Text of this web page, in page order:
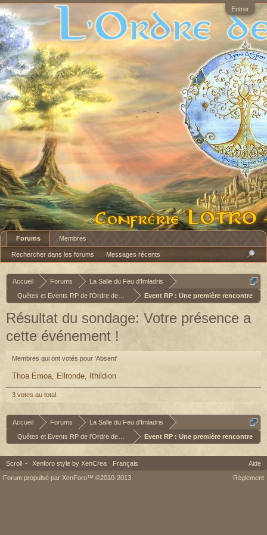
Entrer
Accueil Forums
La Salle du Feu d'Imladris
Quêtes et Events RP de l'Ordre des Valar
Event RP : Une première rencontre
Résultat du sondage: Votre présence a
cette événement !
Membres qui ont votés pour 'Absent'
Thoa Emoa Ellronde Ithildion
3 votes au total.
Accueil Forums
La Salle du Feu d'Imladris
Quêtes et Events RP de l'Ordre des Valar
Event RP : Une première rencontre
Forums
Rechercher dans les forums Messages récents
Membres
Scroll - Xenforo style by XenCrea Français
Aide
Règlement
Forum propulsé par XenForo™ ©2010-2013